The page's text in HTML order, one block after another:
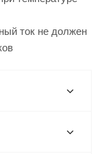
ток не должен